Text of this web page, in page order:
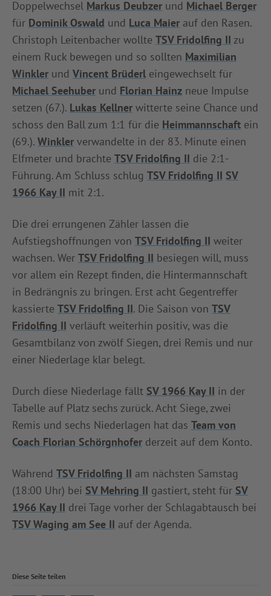
Doppelwechsel Markus Deubzer und Michael Berger
für Dominik Oswald und Luca Maier auf den Rasen.
Christoph Leitenbacher wollte TSV Fridolfing II zu
einem Ruck bewegen und so sollten Maximilian
Winkler und Vincent Brüderl eingewechselt für
Michael Seehuber und Florian Hainz neue Impulse
setzen (67.). Lukas Kellner witterte seine Chance und
schoss den Ball zum 1:1 für die Heimmannschaft ein
(69.). Winkler verwandelte in der 83. Minute einen
Elfmeter und brachte TSV Fridolfing II die 2:1-
Führung. Am Schluss schlug TSV Fridolfing II SV
1966 Kay II mit 2:1.
Die drei errungenen Zähler lassen die
Aufstiegshoffnungen von TSV Fridolfing II weiter
wachsen. Wer TSV Fridolfing II besiegen will, muss
vor allem ein Rezept finden, die Hintermannschaft
in Bedrängnis zu bringen. Erst acht Gegentreffer
kassierte TSV Fridolfing II. Die Saison von TSV
Fridolfing II verläuft weiterhin positiv, was die
Gesamtbilanz von zwölf Siegen, drei Remis und nur
einer Niederlage klar belegt.
Durch diese Niederlage fällt SV 1966 Kay II in der
Tabelle auf Platz sechs zurück. Acht Siege, zwei
Remis und sechs Niederlagen hat das Team von
Coach Florian Schörgnhofer derzeit auf dem Konto.
Während TSV Fridolfing II am nächsten Samstag
(18:00 Uhr) bei SV Mehring II gastiert, steht für SV
1966 Kay II drei Tage vorher der Schlagabtausch bei
TSV Waging am See II auf der Agenda.
Diese Seite teilen